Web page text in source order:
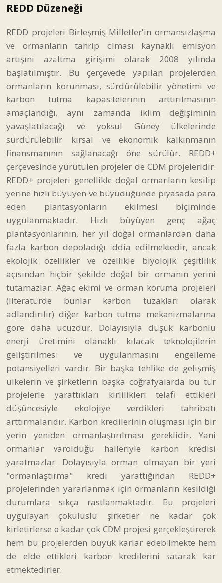
REDD Düzeneği
REDD projeleri Birleşmiş Milletler'in ormansızlaşma
ve ormanların tahrip olması kaynaklı emisyon
artışını azaltma girişimi olarak 2008 yılında
başlatılmıştır. Bu çerçevede yapılan projelerden
ormanların korunması, sürdürülebilir yönetimi ve
karbon tutma kapasitelerinin arttırılmasının
amaçlandığı, aynı zamanda iklim değişiminin
yavaşlatılacağı ve yoksul Güney ülkelerinde
sürdürülebilir kırsal ve ekonomik kalkınmanın
finansmanının sağlanacağı öne sürülür. REDD+
çerçevesinde yürütülen projeler de CDM projeleridir.
REDD+ projeleri genellikle doğal ormanların kesilip
yerine hızlı büyüyen ve büyüdüğünde piyasada para
eden plantasyonların ekilmesi biçiminde
uygulanmaktadır. Hızlı büyüyen genç ağaç
plantasyonlarının, her yıl doğal ormanlardan daha
fazla karbon depoladığı iddia edilmektedir, ancak
ekolojik özellikler ve özellikle biyolojik çeşitlilik
açısından hiçbir şekilde doğal bir ormanın yerini
tutamazlar. Ağaç ekimi ve orman koruma projeleri
(literatürde bunlar karbon tuzakları olarak
adlandırılır) diğer karbon tutma mekanizmalarına
göre daha ucuzdur. Dolayısıyla düşük karbonlu
enerji üretimini olanaklı kılacak teknolojilerin
geliştirilmesi ve uygulanmasını engelleme
potansiyelleri vardır. Bir başka tehlike de gelişmiş
ülkelerin ve şirketlerin başka coğrafyalarda bu tür
projelerle yarattıkları kirlilikleri telafi ettikleri
düşüncesiyle ekolojiye verdikleri tahribatı
arttırmalarıdır. Karbon kredilerinin oluşması için bir
yerin yeniden ormanlaştırılması gereklidir. Yani
ormanlar varolduğu halleriyle karbon kredisi
yaratmazlar. Dolayısıyla orman olmayan bir yeri
"ormanlaştırma" kredi yarattığından REDD+
projelerinden yararlanmak için ormanların kesildiği
durumlara sıkça rastlanmaktadır. Bu projeleri
uygulayan çokuluslu şirketler ne kadar çok
kirletirlerse o kadar çok CDM projesi gerçekleştirerek
hem bu projelerden büyük karlar edebilmekte hem
de elde ettikleri karbon kredilerini satarak kar
etmektedirler.